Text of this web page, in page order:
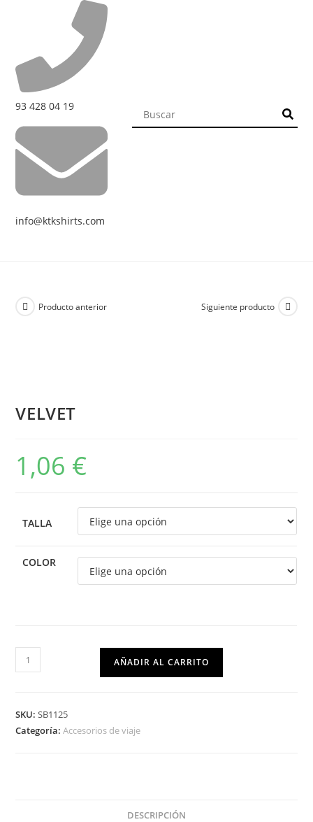
93 428 04 19
info@ktkshirts.com
Producto anterior Siguiente producto
VELVET
1,06 €
TALLA
COLOR
AÑADIR AL CARRITO
SKU:SB1125
Categoría:Accesorios de viaje
DESCRIPCIÓN